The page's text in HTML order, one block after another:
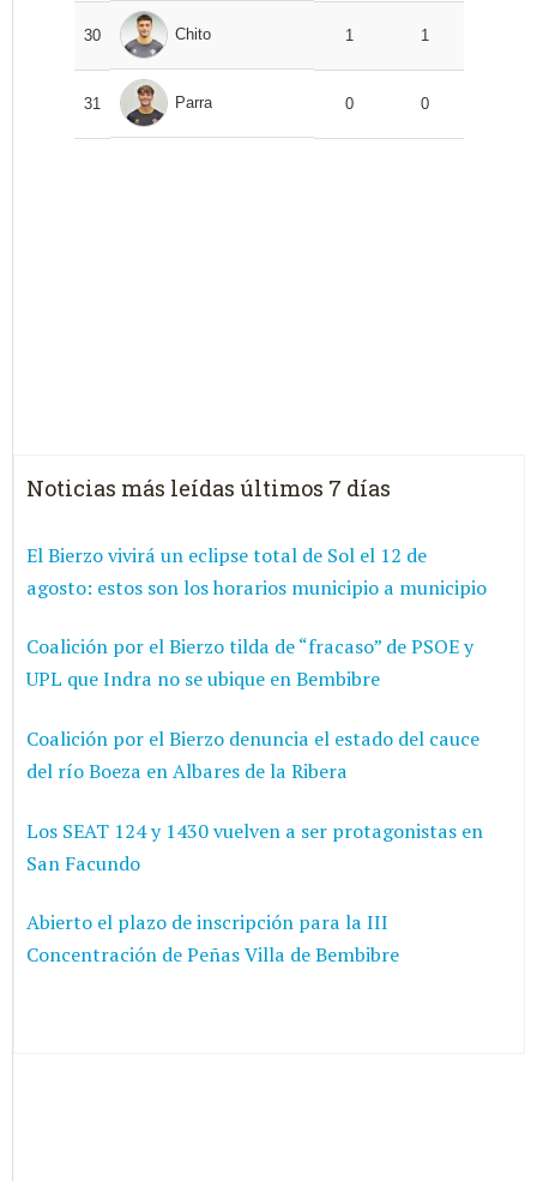
30 Chito 1 1
31 Parra 0 0
Noticias más leídas últimos 7 días
El Bierzo vivirá un eclipse total de Sol el 12 de
agosto: estos son los horarios municipio a municipio
Coalición por el Bierzo tilda de “fracaso” de PSOE y
UPL que Indra no se ubique en Bembibre
Coalición por el Bierzo denuncia el estado del cauce
del río Boeza en Albares de la Ribera
Los SEAT 124 y 1430 vuelven a ser protagonistas en
San Facundo
Abierto el plazo de inscripción para la III
Concentración de Peñas Villa de Bembibre